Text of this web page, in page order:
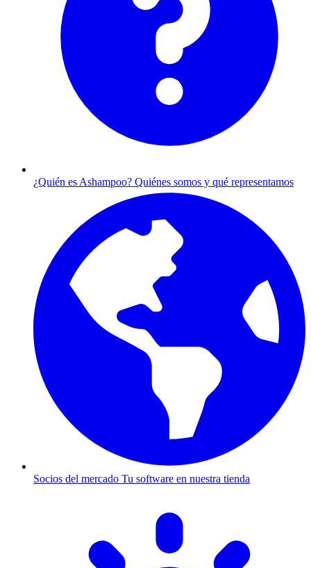
¿Quién es Ashampoo? Quiénes somos y qué representamos
Socios del mercado Tu software en nuestra tienda